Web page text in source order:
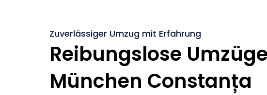
Zuverlässiger Umzug mit Erfahrung
Reibungslose Umzüge
München Constanța